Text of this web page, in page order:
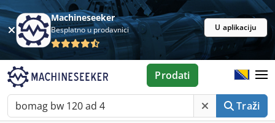
Machineseeker
Besplatno u prodavnici U aplikaciju
Traži
Prodati